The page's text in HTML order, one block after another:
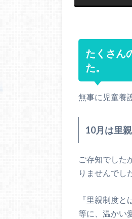
たくさん
た。
無事に児童養
10月は里
ご存知でした
りませんでし
『里親制度
等に、温かい